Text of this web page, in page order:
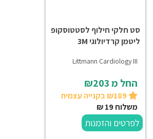
סט חלקי חילוף לסטטוסקופ
ליטמן קרדיולוגי 3M
Littmann Cardiology III
החל מ
משלוח 19 ₪
לפרטים והזמנות